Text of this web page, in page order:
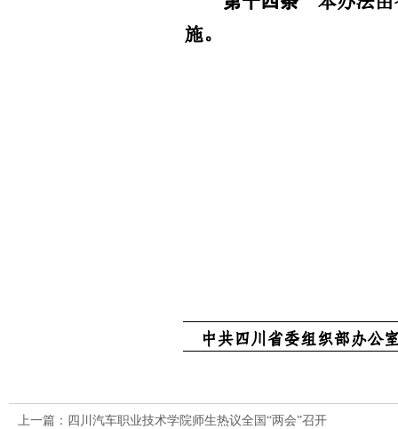
上一篇：四川汽车职业技术学院师生热议全国“两会”召开